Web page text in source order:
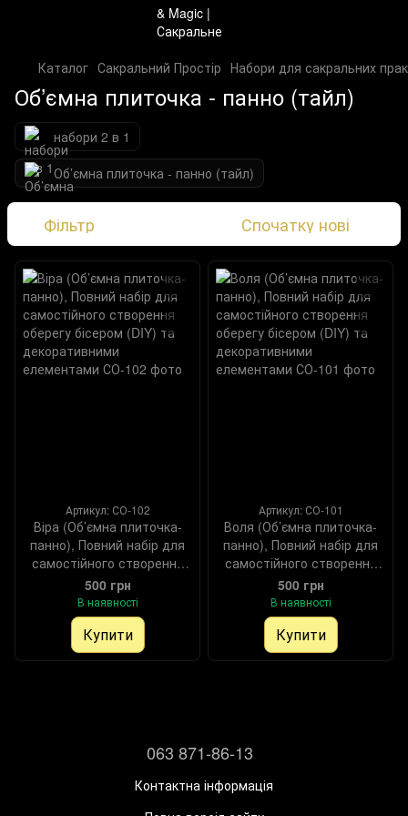
Каталог Сакральний Простір Набори для сакральних
Об’ємна плиточка - панно (тайл)
набори 2 в 1
Об’ємна плиточка - панно (тайл)
Фільтр Спочатку нові
Артикул: СО-102
Віра (Об’ємна плиточка-
панно), Повний набір для
самостійного створення
оберегу бісером (DIY) та
декоративними
елементами, Набір
500 грн
В наявності
Купити
Артикул: СО-101
Воля (Об’ємна плиточка-
панно), Повний набір для
самостійного створення
оберегу бісером (DIY) та
декоративними
елементами, Набір
500 грн
В наявності
Купити
063 871-86-13
Контактна інформація